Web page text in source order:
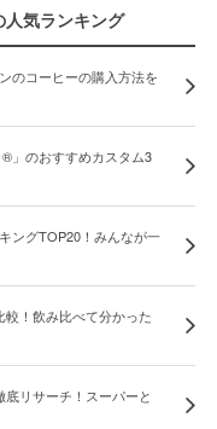
人気ランキング
のコーヒーの購入方法を
」のおすすめカスタム3
ングTOP20！みんなが一
較！飲み比べて分かった
リサーチ！スーパーと